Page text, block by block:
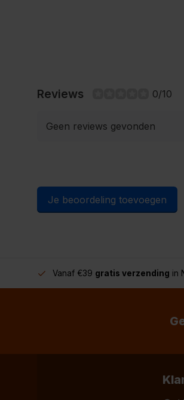
Reviews 0/10
Geen reviews gevonden
Je beoordeling toevoegen
Vanaf €39 gratis verzending in